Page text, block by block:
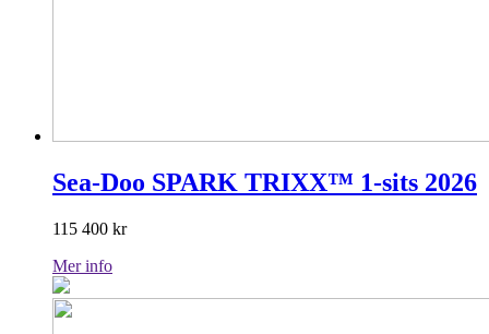
Sea-Doo SPARK TRIXX™ 1-sits 2026
115 400 kr
Mer info